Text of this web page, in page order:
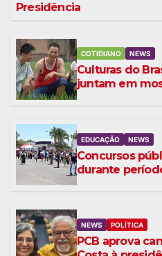
Presidência
COTIDIANO NEWS
Culturas do
juntam em
EDUCAÇÃO NEWS
Concursos
durante
NEWS POLÍTICA
PCB aprova